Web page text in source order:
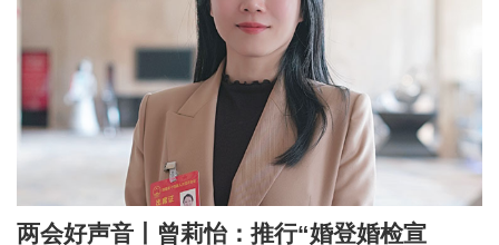
两会好声音丨曾莉怡：推行“婚登婚检宣